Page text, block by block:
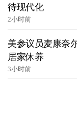
待现代化
2小时前
美参议员麦康奈
居家休养
3小时前